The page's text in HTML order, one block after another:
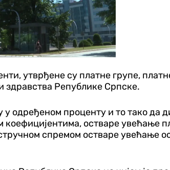
утврђене су платне групе,
здравства Републике Српске.
у одређеном проценту и то тако
коефицијентима, остваре увећање
спремом остваре увећање